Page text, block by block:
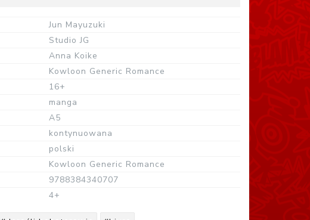
Jun Mayuzuki
Studio JG
Anna Koike
Kowloon Generic Romance
16+
manga
A5
kontynuowana
polski
Kowloon Generic Romance
9788384340707
4+